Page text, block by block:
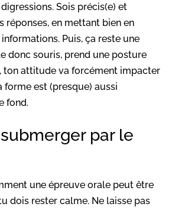
Sois précis(e) et
réponses, en mettant bien en
Puis, ça reste une
donc souris, prend une posture
ton attitude va forcément impacter
forme est (presque) aussi
fond.
par le
une épreuve orale peut être
dois rester calme. Ne laisse pas